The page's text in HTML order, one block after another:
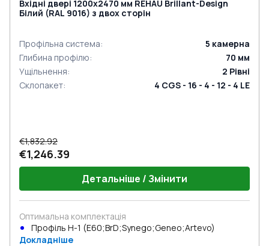
Вхідні двері 1200x2470 мм REHAU Brillant-Design
Білий (RAL 9016) з двох сторін
Профільна система: 5 камерна
Глибина профілю: 70 мм
Ущільнення: 2 Рівні
Склопакет: 4 CGS - 16 - 4 - 12 - 4 LE
€1,832.92
€1,246.39
Детальніше / Змінити
Оптимальна комплектація
Профіль Н-1 (E60;BrD;Synego;Geneo;Artevo)
Докладніше